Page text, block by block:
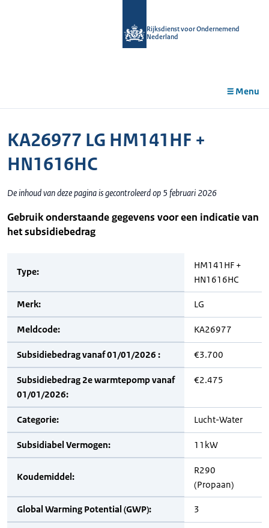
Rijksdienst voor Ondernemend
Nederland
Menu
KA26977 LG HM141HF +
HN1616HC
De inhoud van deze pagina is gecontroleerd op 5 februari 2026
Gebruik onderstaande gegevens voor een indicatie van
het subsidiebedrag
Type:
HM141HF +
HN1616HC
Merk: LG
Meldcode: KA26977
Subsidiebedrag vanaf 01/01/2026 : €3.700
Subsidiebedrag 2e warmtepomp vanaf
01/01/2026:
€2.475
Categorie: Lucht-Water
Subsidiabel Vermogen: 11kW
Koudemiddel:
R290
(Propaan)
Global Warming Potential (GWP): 3